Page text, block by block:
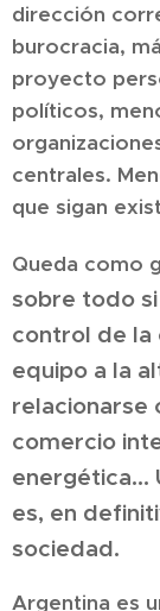
dirección
burocracia,
proyecto
políticos,
centrales.
que sigan
Queda como
sobre todo
control de la
equipo a la
relacionarse
comercio
energética…
es, en
sociedad.
Argentina es